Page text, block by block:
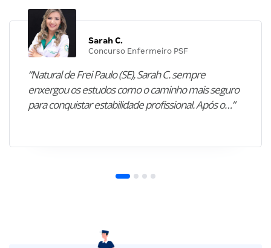
Sarah C.
Concurso Enfermeiro PSF
“Natural de Frei Paulo (SE), Sarah C. sempre
enxergou os estudos como o caminho mais seguro
para conquistar estabilidade profissional. Após o…”